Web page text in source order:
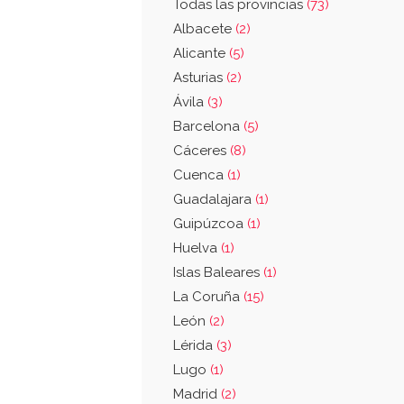
Todas las provincias (73)
Albacete (2)
Alicante (5)
Asturias (2)
Ávila (3)
Barcelona (5)
Cáceres (8)
Cuenca (1)
Guadalajara (1)
Guipúzcoa (1)
Huelva (1)
Islas Baleares (1)
La Coruña (15)
León (2)
Lérida (3)
Lugo (1)
Madrid (2)